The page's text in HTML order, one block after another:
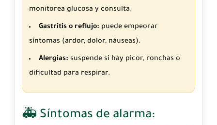
monitorea glucosa y consulta.
Gastritis o reflujo: puede empeorar
síntomas (ardor, dolor, náuseas).
Alergias: suspende si hay picor, ronchas o
dificultad para respirar.
🚑 Síntomas de alarma: